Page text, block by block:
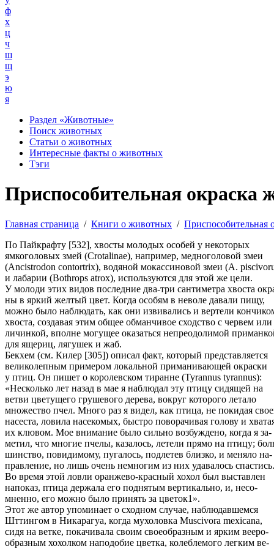
ф
х
ц
ч
ш
щ
э
ю
я
Раздел «Животные»
Поиск животных
Статьи о животных
Интересные факты о животных
Тэги
Приспособительная окраска
Главная страница / Книги о животных / Приспособительная
По Пайкрафту [532], хвосты молодых особей у некоторых
ямкоголовых змей (Crotalinae), например, медноголовой змеи
(Ancistrodon contortrix), водяной мокассиновой змеи (A.
и лабарии (Bothrops atrox), используются для этой же цели.
У молоди этих видов последние два-три сантиметра хвоста
ны в яркий желтый цвет. Когда особям в неволе давали пищу,
можно было наблюдать, как они извивались и вертели
хвоста, создавая этим общее обманчивое сходство с червем или
личинкой, вполне могущее оказаться непреодолимой
для ящериц, лягушек и жаб.
Бекхем (см. Килер [305]) описал факт, который представляется
великолепным примером локальной приманивающей окраски
у птиц. Он пишет о королевском тиранне (Tyrannus tyrannus):
«Несколько лет назад в мае я наблюдал эту птицу сидящей на
ветви цветущего грушевого дерева, вокруг которого летало
множество пчел. Много раз я видел, как птица, не покидая
насеста, ловила насекомых, быстро поворачивая голову и
их клювом. Мое внимание было сильно возбуждено, когда я за-
метил, что многие пчелы, казалось, летели прямо на птицу;
шинство, повидимому, пугалось, подлетев близко, и меняло на-
правление, но лишь очень немногим из них удавалось спастись.
Во время этой ловли оранжево-красный хохол был выставлен
напоказ, птица держала его поднятым вертикально, и, несо-
мненно, его можно было принять за цветок1».
Этот же автор упоминает о сходном случае, наблюдавшемся
Шттингом в Никарагуа, когда мухоловка Muscivora mexicana,
сидя на ветке, покачивала своим своеобразным и ярким вееро-
образным хохолком наподобие цветка, колеблемого легким ве-